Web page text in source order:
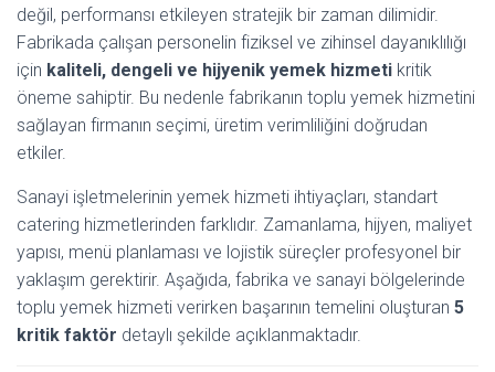
değil, performansı etkileyen stratejik bir zaman dilimidir.
Fabrikada çalışan personelin fiziksel ve zihinsel dayanıklılığı
için kaliteli, dengeli ve hijyenik yemek hizmeti kritik
öneme sahiptir. Bu nedenle fabrikanın toplu yemek hizmetini
sağlayan firmanın seçimi, üretim verimliliğini doğrudan
etkiler.
Sanayi işletmelerinin yemek hizmeti ihtiyaçları, standart
catering hizmetlerinden farklıdır. Zamanlama, hijyen, maliyet
yapısı, menü planlaması ve lojistik süreçler profesyonel bir
yaklaşım gerektirir. Aşağıda, fabrika ve sanayi bölgelerinde
toplu yemek hizmeti verirken başarının temelini oluşturan 5
kritik faktör detaylı şekilde açıklanmaktadır.